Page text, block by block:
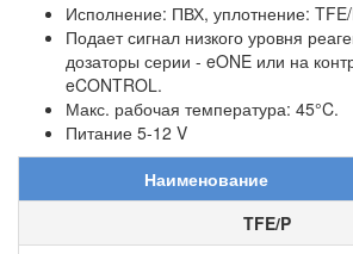
Исполнение: ПВХ, уплотнение: TFE/
Подает сигнал низкого уровня
дозаторы серии - eONE или на
eCONTROL.
Макс. рабочая температура: 45°C.
Питание 5-12 V
Наименование
TFE/P